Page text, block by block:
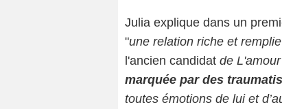
Julia explique dans un
"une relation riche et remplie
l'ancien candidat de
marquée par des
toutes émotions de lui et